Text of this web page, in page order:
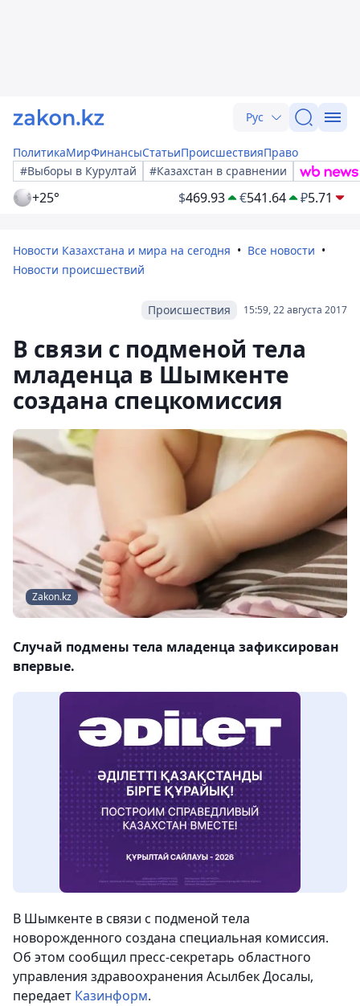
Рус
ПолитикаМирФинансыСтатьиПроисшествияПраво
#Выборы в Курултай
#Казахстан в сравнении
+25° $469.93 €541.64 ₽5.71
Новости Казахстана и мира на сегодня
Все новости
Новости происшествий
15:59, 22 августа 2017
Происшествия
В связи с подменой тела
младенца в Шымкенте
создана спецкомиссия
Zakon.kz
Случай подмены тела младенца зафиксирован
впервые.
В Шымкенте в связи с подменой тела
новорожденного создана специальная комиссия.
Об этом сообщил пресс-секретарь областного
управления здравоохранения Асылбек Досалы,
передает Казинформ.